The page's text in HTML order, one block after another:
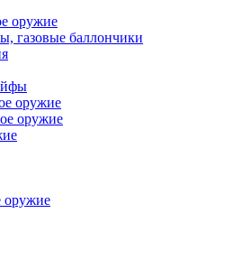
оружие
газовые баллончики
оружие
оружие
оружие